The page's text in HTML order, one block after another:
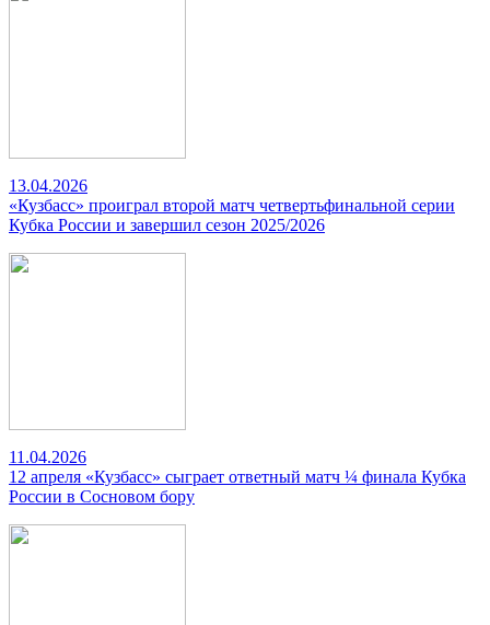
13.04.2026
«Кузбасс» проиграл второй матч четвертьфинальной серии
Кубка России и завершил сезон 2025/2026
11.04.2026
12 апреля «Кузбасс» сыграет ответный матч ¼ финала Кубка
России в Сосновом бору